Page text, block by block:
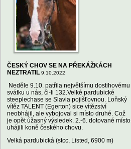
ČESKÝ CHOV SE NA PŘEKÁŽKÁCH
NEZTRATIL 9.10.2022
Neděle 9.10. patřila největšímu dostihovému
svátku u nás, či-li 132.Velké pardubické
steeplechase se Slavia pojišťovnou. Loňský
vítěz TALENT (Egerton) sice vítězství
neobhájil, ale vybojoval si místo druhé. Což
je opět úžasný výsledek. 2.-6. dotované místo
uhájili koně českého chovu.
Velká pardubická (stcc, Listed, 6900 m)